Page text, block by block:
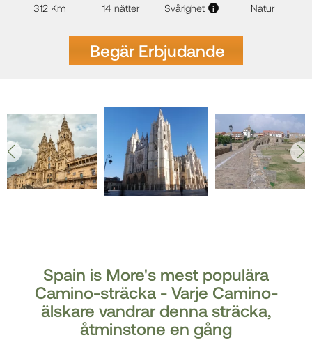
312 Km 14 nätter Svårighet i Natur
Begär Erbjudande
Spain is More's mest populära
Camino-sträcka - Varje Camino-
älskare vandrar denna sträcka,
åtminstone en gång